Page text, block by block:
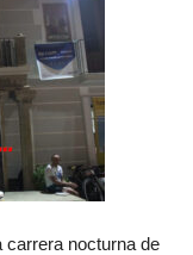
carrera nocturna de